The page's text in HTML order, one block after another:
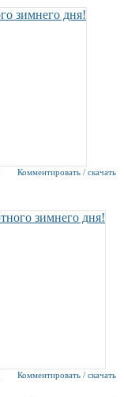
Комментировать / скачать
Комментировать / скачать